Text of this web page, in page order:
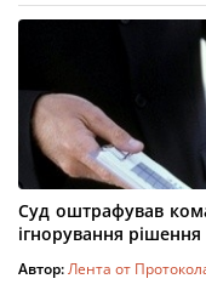
Суд оштрафував
ігнорування
Автор:Лента от